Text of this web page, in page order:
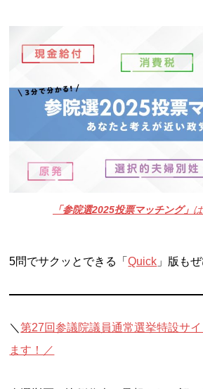
「参院選2025投票マッチング」
5問でサクッとできる「Quick 」版も
＼第27回参議院議員通常選挙特設サ
ます！／